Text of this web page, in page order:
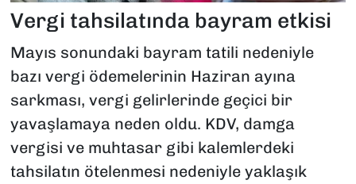
Vergi tahsilatında bayram etkisi
Mayıs sonundaki bayram tatili nedeniyle
bazı vergi ödemelerinin Haziran ayına
sarkması, vergi gelirlerinde geçici bir
yavaşlamaya neden oldu. KDV, damga
vergisi ve muhtasar gibi kalemlerdeki
tahsilatın ötelenmesi nedeniyle yaklaşık